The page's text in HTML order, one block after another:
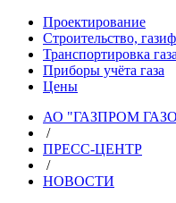
Проектирование
Строительство,
Транспортировка газа
Приборы учёта газа
Цены
АО "ГАЗПРОМ
/
ПРЕСС-ЦЕНТР
/
НОВОСТИ